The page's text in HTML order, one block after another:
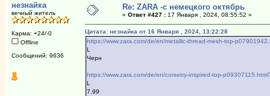
незнайка
вечный житель
Карма: +24/-0
Offline
Сообщений: 9636
Re: ZARA -с немецкого октябрь
« Ответ #427 :17 Января , 2024, 08:55:52 »
Цитата: незнайка от 16 Января , 2024, 13:22:28
https://www.zara.com/de/en/metallic-thread-mesh-top-
L
Черн
https://www.zara.com/de/en/corsetry-inspired-top-
L
7.99